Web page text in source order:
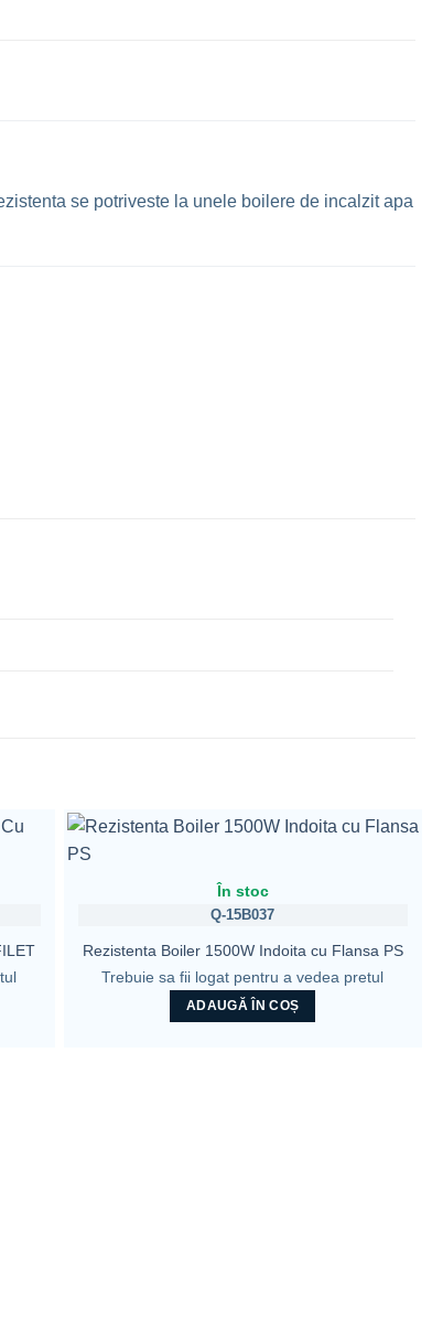
se potriveste la unele boilere de incalzit apa
În stoc
Q-15B037
Rezistenta Boiler 1500W Indoita cu Flansa PS
Trebuie sa fii logat pentru a vedea pretul
ADAUGĂ ÎN COȘ